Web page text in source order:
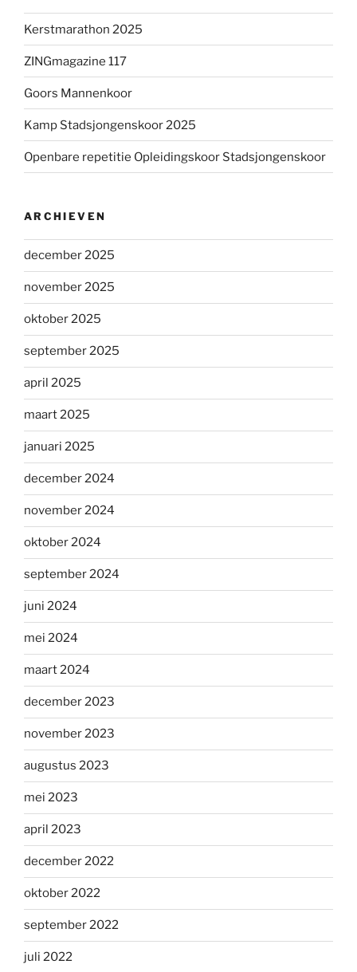
Kerstmarathon 2025
ZINGmagazine 117
Goors Mannenkoor
Kamp Stadsjongenskoor 2025
Openbare repetitie Opleidingskoor Stadsjongenskoor
ARCHIEVEN
december 2025
november 2025
oktober 2025
september 2025
april 2025
maart 2025
januari 2025
december 2024
november 2024
oktober 2024
september 2024
juni 2024
mei 2024
maart 2024
december 2023
november 2023
augustus 2023
mei 2023
april 2023
december 2022
oktober 2022
september 2022
juli 2022